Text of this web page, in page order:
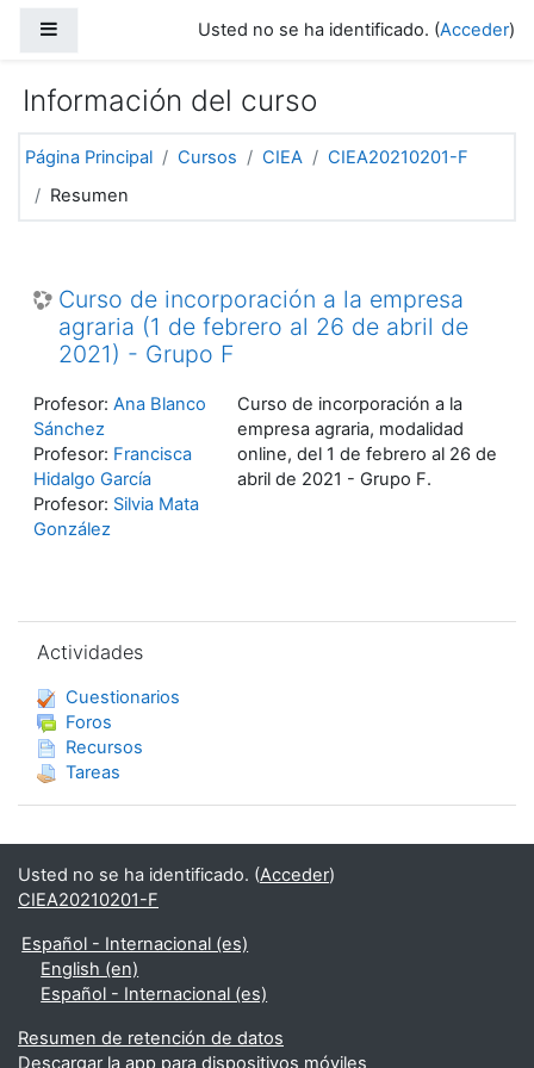
Usted no se ha identificado. (Acceder)
Información del curso
Página Principal Cursos CIEA
CIEA20210201-F
Resumen
Curso de incorporación a la empresa
agraria (1 de febrero al 26 de abril de
2021) - Grupo F
Curso de incorporación a la
empresa agraria, modalidad
online, del 1 de febrero al 26 de
abril de 2021 - Grupo F.
Profesor: Ana Blanco
Sánchez
Profesor: Francisca
Hidalgo García
Profesor: Silvia Mata
González
Actividades
Cuestionarios
Foros
Recursos
Tareas
Usted no se ha identificado. (Acceder)
CIEA20210201-F
Español - Internacional ‎(es)‎
English ‎(en)‎
Español - Internacional ‎(es)‎
Resumen de retención de datos
Descargar la app para dispositivos móviles